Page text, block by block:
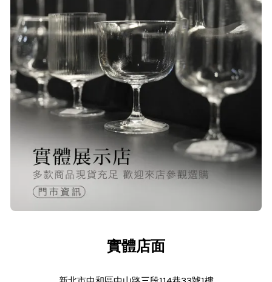
23/Nov/2025 08:00 am
品質非常好！手摸的觸感就很明顯感
覺質感
O***
24/Nov/2025 02:15 pm
實體店面